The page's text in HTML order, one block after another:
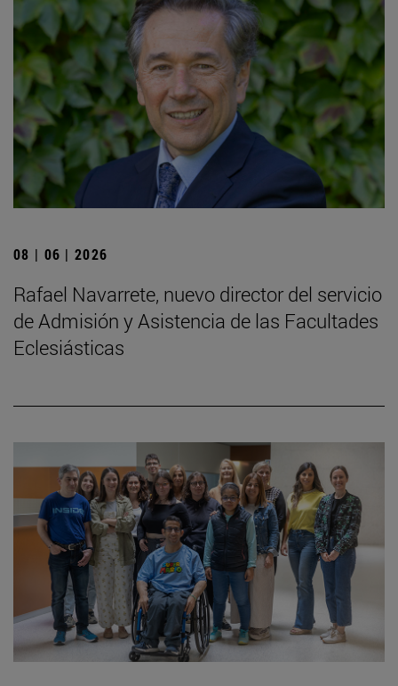
08 | 06 | 2026
Rafael Navarrete, nuevo director del servicio
de Admisión y Asistencia de las Facultades
Eclesiásticas